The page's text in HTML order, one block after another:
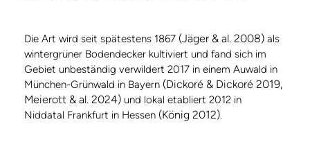
Die Art wird seit spätestens 1867 (Jäger & al. 2008) als
wintergrüner Bodendecker kultiviert und fand sich im
Gebiet unbeständig verwildert 2017 in einem Auwald in
München-Grünwald in Bayern (Dickoré & Dickoré 2019,
Meierott & al. 2024) und lokal etabliert 2012 in
Niddatal Frankfurt in Hessen (König 2012)